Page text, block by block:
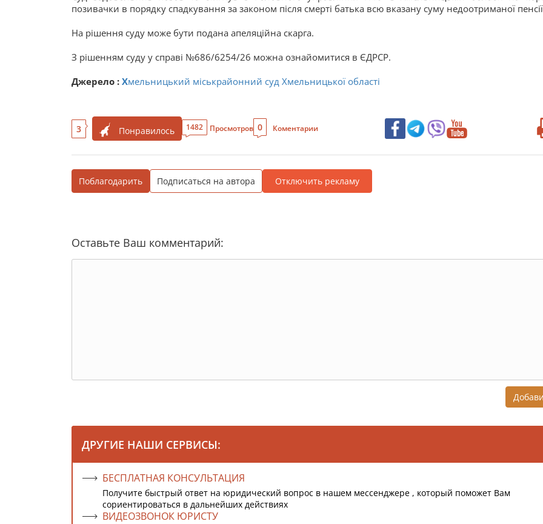
позивачки в порядку спадкування за законом після смерті батька всю вказану суму недоотриманої
На рішення суду може бути подана апеляційна скарга.
З рішенням суду у справі №686/6254/26 можна ознайомитися в ЄДРСР.
Джерело : Хмельницький міськрайонний суд Хмельницької області
3 Понравилось 1482 Просмотров 0 Коментарии
Поблагодарить Подписаться на автора Отключить рекламу
Оставьте Ваш комментарий:
ДРУГИЕ НАШИ СЕРВИСЫ:
БЕСПЛАТНАЯ КОНСУЛЬТАЦИЯ
Получите быстрый ответ на юридический вопрос в нашем мессенджере , который поможет Вам
сориентироваться в дальнейших действиях
ВИДЕОЗВОНОК ЮРИСТУ